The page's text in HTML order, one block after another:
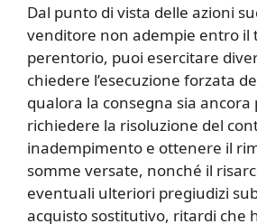
Dal punto di vista delle azioni
venditore non adempie entro il
perentorio, puoi esercitare
chiedere l’esecuzione forzata
qualora la consegna sia ancora
richiedere la risoluzione del
inadempimento e ottenere il
somme versate, nonché il
eventuali ulteriori pregiudizi
acquisto sostitutivo, ritardi che